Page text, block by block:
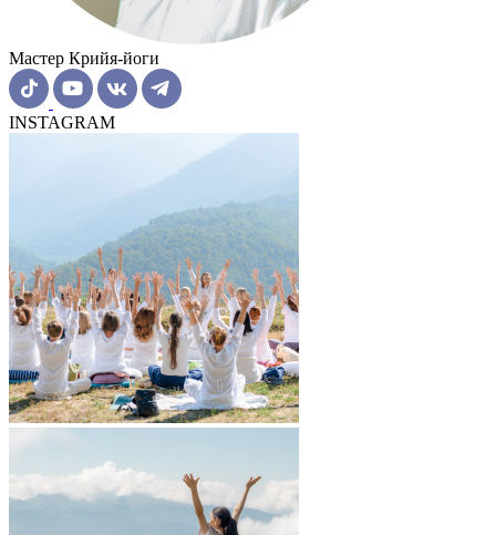
Мастер Крийя-йоги
INSTAGRAM